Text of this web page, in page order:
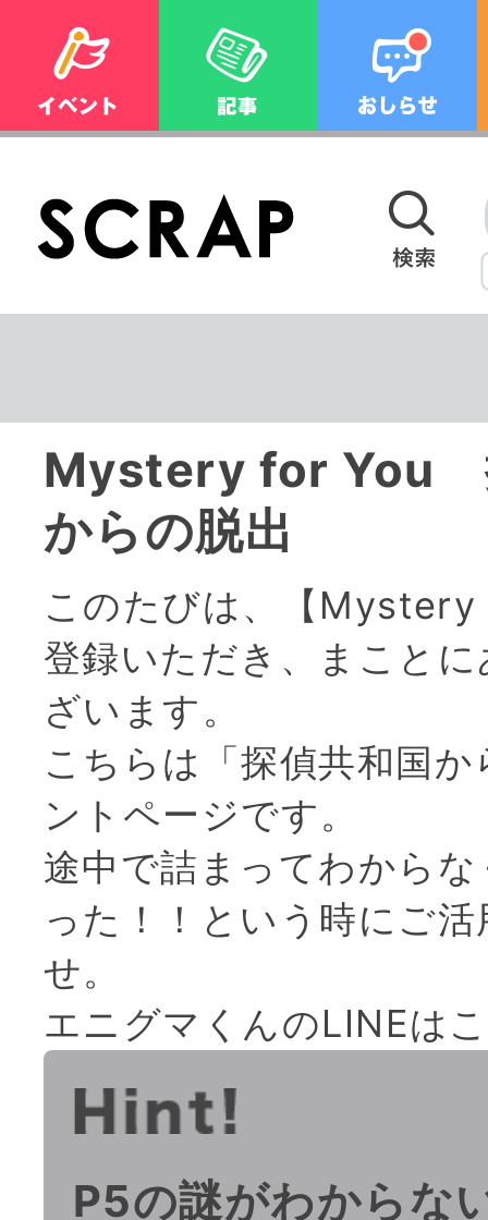
Mystery for You
からの脱出
このたびは、【
登録いただき、まこと
ざいます。
こちらは「探偵共和国
ントページです。
途中で詰まってわから
った！！という時にご
せ。
エニグマくんのLINEは
P5の謎がわからな